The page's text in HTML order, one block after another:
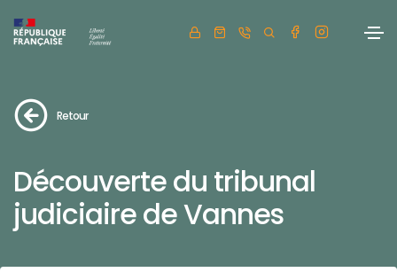
Retour
Découverte du tribunal
judiciaire de Vannes